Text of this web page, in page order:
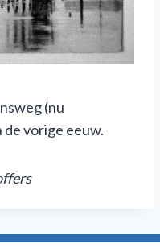
(nu
vorige eeuw.